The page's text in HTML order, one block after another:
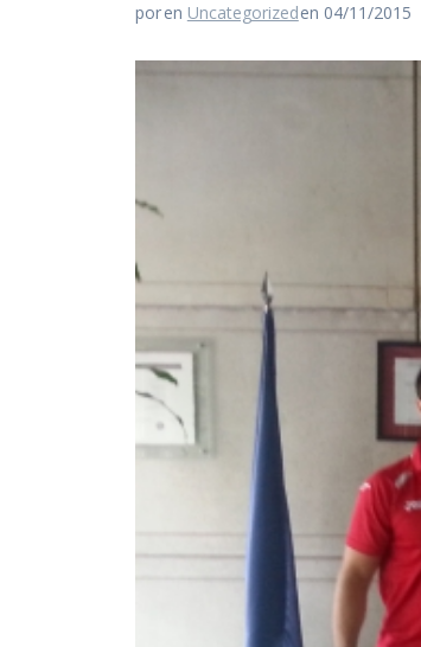
poren Uncategorizeden 04/11/2015